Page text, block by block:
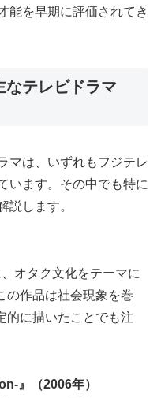
能を早期に評価されてき
なテレビドラマ
マは、いずれもフジテレ
います。その中でも特に
説します。
オタク文化をテーマに
の作品は社会現象を巻
的に描いたことでも注
』（2006年）